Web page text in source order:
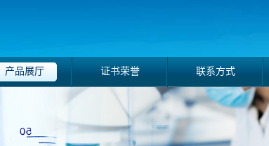
产品展厅 证书荣誉 联系方式